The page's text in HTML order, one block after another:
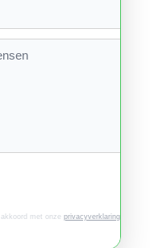
met onze privacyverklaring.